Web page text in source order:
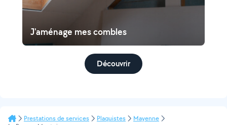
J'aménage mes combles
Découvrir
Prestations de services Plaquistes
Mayenne